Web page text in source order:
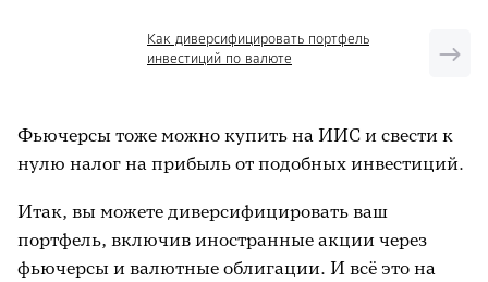
Как диверсифицировать портфель
инвестиций по валюте
Фьючерсы тоже можно купить на ИИС и свести к
нулю налог на прибыль от подобных инвестиций.
Итак, вы можете диверсифицировать ваш
портфель, включив иностранные акции через
фьючерсы и валютные облигации. И всё это на